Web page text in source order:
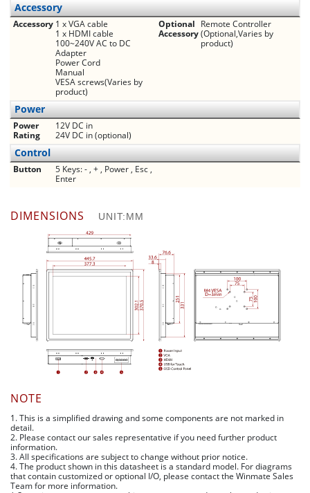
Accessory
Accessory 1 x VGA cable
1 x HDMI cable
100~240V AC to DC
Adapter
Power Cord
Manual
VESA screws(Varies by
product)
Optional
Accessory
Remote Controller
(Optional,Varies by
product)
Power
Power
Rating
12V DC in
24V DC in (optional)
Control
Button
5 Keys: - , + , Power , Esc ,
Enter
DIMENSIONS UNIT:MM
NOTE
1. This is a simplified drawing and some components are not marked in
detail.
2. Please contact our sales representative if you need further product
information.
3. All specifications are subject to change without prior notice.
4. The product shown in this datasheet is a standard model. For diagrams
that contain customized or optional I/O, please contact the Winmate Sales
Team for more information.